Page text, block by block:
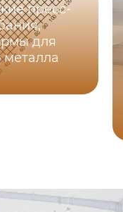
пресс-
для
металла